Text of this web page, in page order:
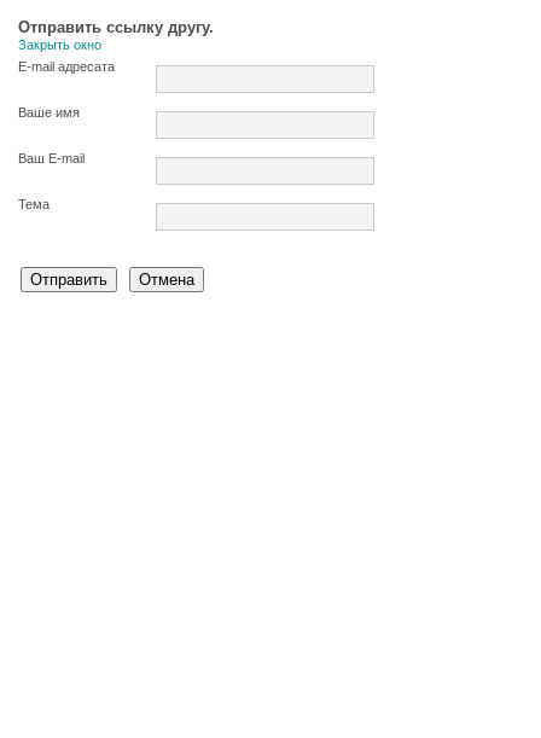
Отправить ссылку другу.
Закрыть окно
E-mail адресата
Ваше имя
Ваш E-mail
Тема
Отправить Отмена